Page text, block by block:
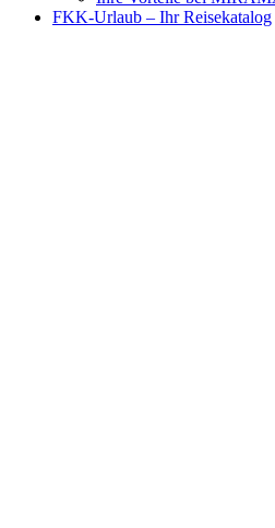
FKK-Urlaub – Ihr Reisekatalog